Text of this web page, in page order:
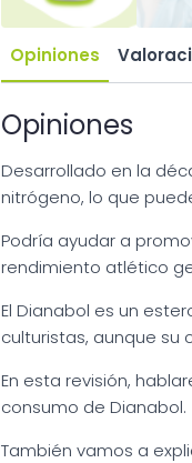
Opiniones
Opiniones
Desarrollado en la
nitrógeno, lo que
Podría ayudar a
rendimiento atlético
El Dianabol es un
culturistas, aunque su
En esta revisión,
consumo de Dianabol.
También vamos a